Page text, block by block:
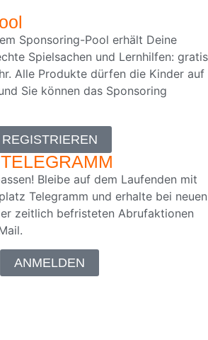
Profil werfen
Sponsoring-Pool erhält Deine
Spielsachen und Lernhilfen: gratis
Alle Produkte dürfen die Kinder auf
Sie können das Sponsoring
REGISTRIEREN
Bleibe auf dem Laufenden mit
Telegramm und erhalte bei neuen
zeitlich befristeten Abrufaktionen
ANMELDEN